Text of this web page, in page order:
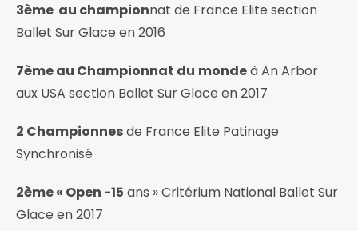
3ème au championnat de France Elite section
Ballet Sur Glace en 2016
7ème au Championnat du mondeà An Arbor
aux USA section Ballet Sur Glace en 2017
2 Championnesde France Elite Patinage
Synchronisé
2ème « Open -15 ans » Critérium National Ballet Sur
Glace en 2017